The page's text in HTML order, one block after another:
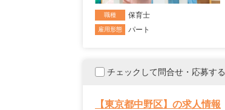
職種 保育士
雇用形態 パート
チェックして問合せ・応募する
【東京都中野区】の求人情報